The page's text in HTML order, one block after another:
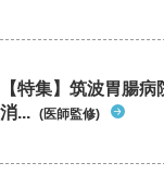
【特集】筑波胃腸
消... (医師監修)